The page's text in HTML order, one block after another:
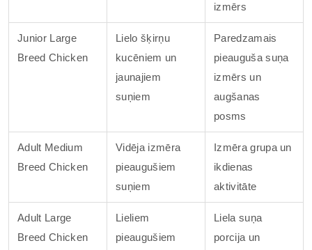
izmērs
Junior Large
Breed Chicken
Lielo šķirņu
kucēniem un
jaunajiem
suņiem
Paredzamais
pieauguša suņa
izmērs un
augšanas
posms
Adult Medium
Breed Chicken
Vidēja izmēra
pieaugušiem
suņiem
Izmēra grupa un
ikdienas
aktivitāte
Adult Large
Breed Chicken
Lieliem
pieaugušiem
Liela suņa
porcija un